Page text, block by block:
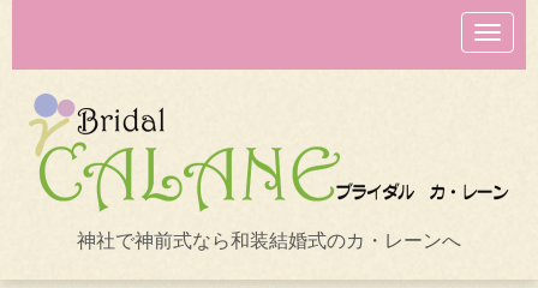
N
a
v
o
n
神社で神前式なら和装結婚式のカ・レーンへ